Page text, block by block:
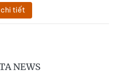
chi tiết
NEWS